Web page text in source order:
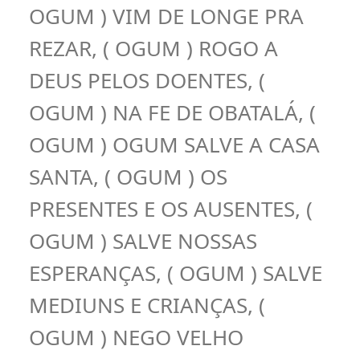
OGUM ) VIM DE LONGE PRA
REZAR, ( OGUM ) ROGO A
DEUS PELOS DOENTES, (
OGUM ) NA FE DE OBATALÁ, (
OGUM ) OGUM SALVE A CASA
SANTA, ( OGUM ) OS
PRESENTES E OS AUSENTES, (
OGUM ) SALVE NOSSAS
ESPERANÇAS, ( OGUM ) SALVE
MEDIUNS E CRIANÇAS, (
OGUM ) NEGO VELHO